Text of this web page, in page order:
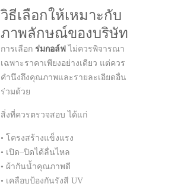
วิธีเลือกให้เหมาะกับ
ภาพลักษณ์ของบริษัท
การเลือก ร่มกอล์ฟ ไม่ควรพิจารณา
เฉพาะราคาเพียงอย่างเดียว แต่ควร
คำนึงถึงคุณภาพและรายละเอียดอื่น
ร่วมด้วย
สิ่งที่ควรตรวจสอบ ได้แก่
• โครงสร้างแข็งแรง
• เปิด–ปิดได้ลื่นไหล
• ผ้ากันน้ำคุณภาพดี
• เคลือบป้องกันรังสี UV